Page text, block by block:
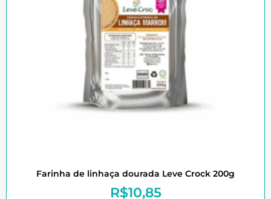
Farinha de linhaça dourada Leve Crock 200g
R$10,85